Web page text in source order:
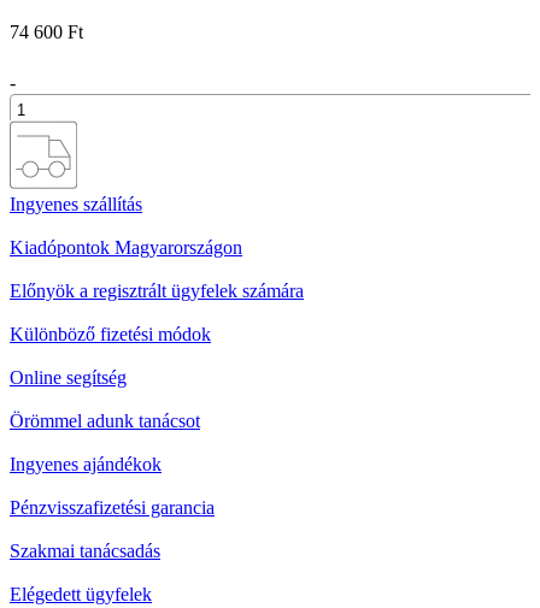
74 600 Ft
-
+
Ingyenes szállítás
Kiadópontok Magyarországon
Előnyök a regisztrált ügyfelek számára
Különböző fizetési módok
Online segítség
Örömmel adunk tanácsot
Ingyenes ajándékok
Pénzvisszafizetési garancia
Szakmai tanácsadás
Elégedett ügyfelek